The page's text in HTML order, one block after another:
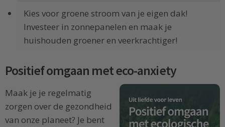
Kies voor groene stroom van je eigen dak!
Investeer in zonnepanelen en maak je
huishouden groener en veerkrachtiger!
Positief omgaan met eco-anxiety
Maak je je regelmatig
zorgen over de gezondheid
van onze planeet? Je bent